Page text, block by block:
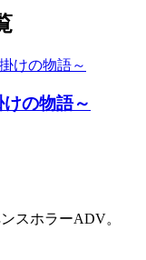
の物語～
スホラーADV。